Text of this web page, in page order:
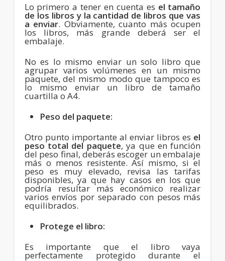
Lo primero a tener en cuenta es el tamaño
de los libros y la cantidad de libros que vas
a enviar. Obviamente, cuanto más ocupen
los libros, más grande deberá ser el
embalaje.
No es lo mismo enviar un solo libro que
agrupar varios volúmenes en un mismo
paquete, del mismo modo que tampoco es
lo mismo enviar un libro de tamaño
cuartilla o A4.
Peso del paquete:
Otro punto importante al enviar libros es el
peso total del paquete, ya que en función
del peso final, deberás escoger un embalaje
más o menos resistente. Así mismo, si el
peso es muy elevado, revisa las tarifas
disponibles, ya que hay casos en los que
podría resultar más económico realizar
varios envíos por separado con pesos más
equilibrados.
Protege el libro:
Es importante que el libro vaya
perfectamente protegido durante el